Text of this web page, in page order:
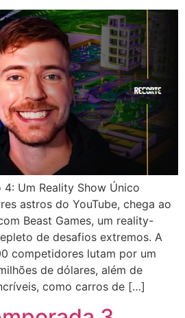
4: Um Reality Show Único
astros do YouTube, chega ao
Beast Games, um reality-
de desafios extremos. A
competidores lutam por um
de dólares, além de
como carros de […]